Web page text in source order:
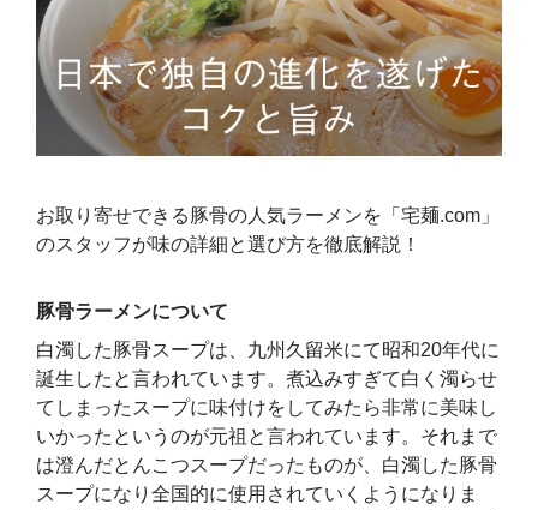
お取り寄せできる豚骨の人気ラーメンを「宅麺.com」
のスタッフが味の詳細と選び方を徹底解説！
豚骨ラーメンについて
白濁した豚骨スープは、九州久留米にて昭和20年代に
誕生したと言われています。煮込みすぎて白く濁らせ
てしまったスープに味付けをしてみたら非常に美味し
いかったというのが元祖と言われています。それまで
は澄んだとんこつスープだったものが、白濁した豚骨
スープになり全国的に使用されていくようになりま